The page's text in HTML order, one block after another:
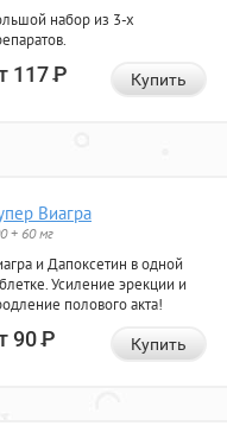
набор из 3-х
117Р Купить
Виагра
+ 60 мг
и Дапоксетин в одной
Усиление эрекции и
полового акта!
90Р Купить